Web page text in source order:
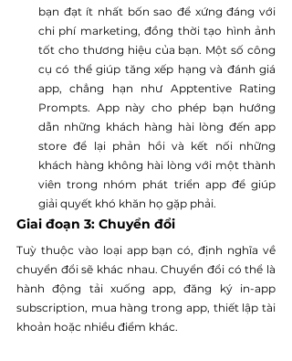
bạn đạt ít nhất bốn sao để xứng đáng với
chi phí marketing, đồng thời tạo hình ảnh
tốt cho thương hiệu của bạn. Một số công
cụ có thể giúp tăng xếp hạng và đánh giá
app, chẳng hạn như Apptentive Rating
Prompts. App này cho phép bạn hướng
dẫn những khách hàng hài lòng đến app
store để lại phản hồi và kết nối những
khách hàng không hài lòng với một thành
viên trong nhóm phát triển app để giúp
giải quyết khó khăn họ gặp phải.
Giai đoạn 3: Chuyển đổi
Tuỳ thuộc vào loại app bạn có, định nghĩa về
chuyển đổi sẽ khác nhau. Chuyển đổi có thể là
hành động tải xuống app, đăng ký in-app
subscription, mua hàng trong app, thiết lập tài
khoản hoặc nhiều điểm khác.